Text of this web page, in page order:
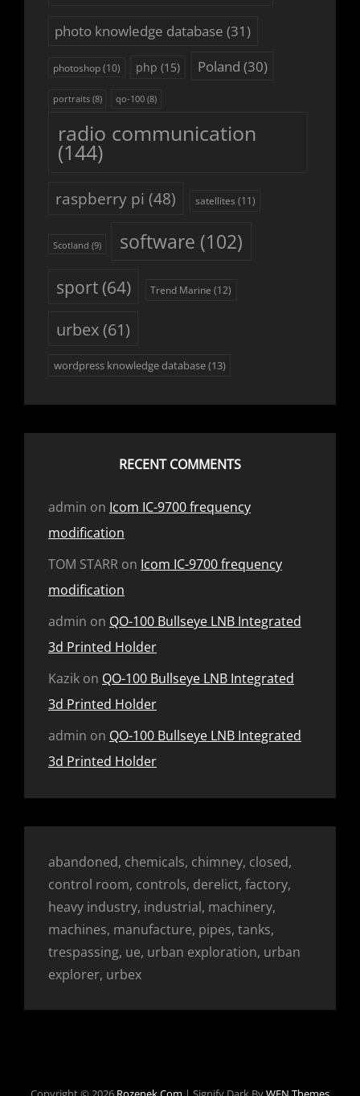
photo knowledge database (31)
photoshop (10) php (15) Poland (30)
portraits(8) qo-100(8)
radio communication
(144)
raspberry pi (48) satellites (11)
Scotland (9) software (102)
sport(64) Trend Marine (12)
urbex(61)
wordpress knowledge database(13)
RECENT COMMENTS
admin on Icom IC-9700 frequency
modification
TOM STARR on Icom IC-9700 frequency
modification
admin on QO-100 Bullseye LNB Integrated
3d Printed Holder
Kazik on QO-100 Bullseye LNB Integrated
3d Printed Holder
admin on QO-100 Bullseye LNB Integrated
3d Printed Holder
abandoned, chemicals, chimney, closed,
control room, controls, derelict, factory,
heavy industry, industrial, machinery,
machines, manufacture, pipes, tanks,
trespassing, ue, urban exploration, urban
explorer, urbex